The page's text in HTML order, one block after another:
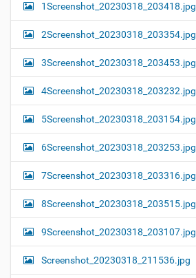
1Screenshot_20230318_203418.jpg
2Screenshot_20230318_203354.jpg
3Screenshot_20230318_203453.jpg
4Screenshot_20230318_203232.jpg
5Screenshot_20230318_203154.jpg
6Screenshot_20230318_203253.jpg
7Screenshot_20230318_203316.jpg
8Screenshot_20230318_203515.jpg
9Screenshot_20230318_203107.jpg
Screenshot_20230318_211536.jpg